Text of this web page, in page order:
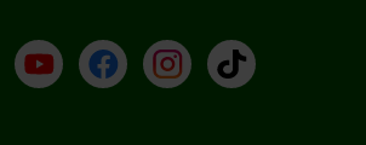
YouTube (en inglés)
Facebook (en inglés)
Instagram (en inglés)
TikTok